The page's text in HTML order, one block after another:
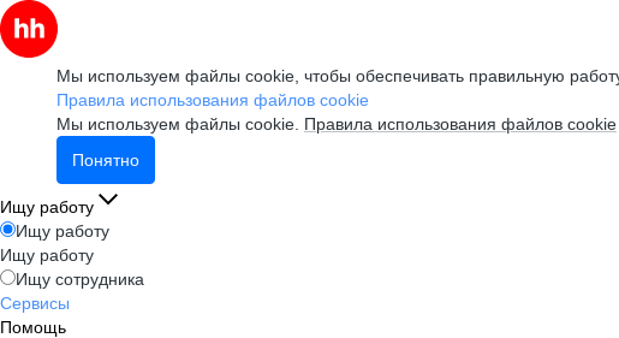
Мы используем файлы cookie, чтобы обеспечивать правильную
Правила использования файлов cookie
Мы используем файлы cookie. Правила использования файлов cookie
Понятно
Ищу работу
Ищу работу
Ищу работу
Ищу сотрудника
Сервисы
Помощь